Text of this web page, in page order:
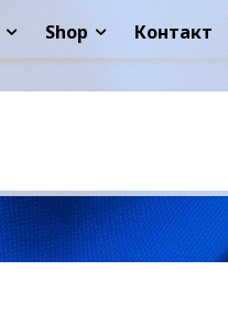
Shop Контакт